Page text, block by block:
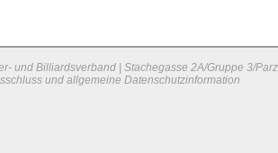
und Billiardsverband | Stachegasse 2A/Gruppe 3/
und allgemeine Datenschutzinformation